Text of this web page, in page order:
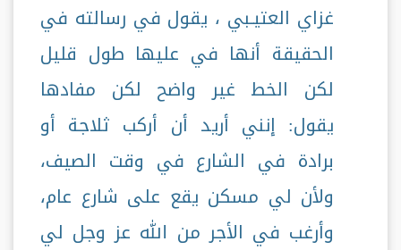
غزاي العتيـبي ، يقول في رسالته في
الحقيقة أنها في عليها طول قليل
لكن الخط غير واضح لكن مفادها
يقول: إنني أريد أن أركب ثلاجة أو
برادة في الشارع في وقت الصيف،
ولأن لي مسكن يقع على شارع عام،
وأرغب في الأجر من الله عز وجل لي